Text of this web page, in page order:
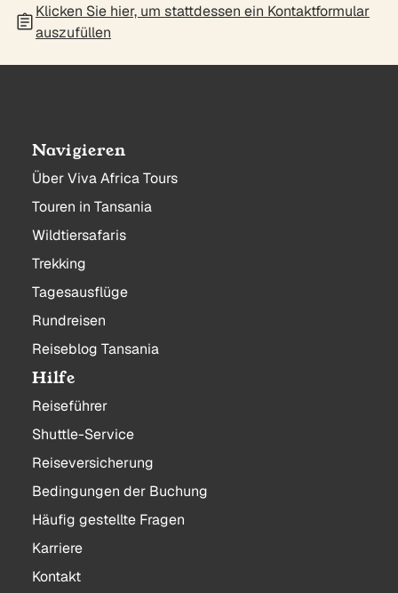
Klicken Sie hier, um stattdessen ein Kontaktformular
auszufüllen
Navigieren
Über Viva Africa Tours
Touren in Tansania
Wildtiersafaris
Trekking
Tagesausflüge
Rundreisen
Reiseblog Tansania
Hilfe
Reiseführer
Shuttle-Service
Reiseversicherung
Bedingungen der Buchung
Häufig gestellte Fragen
Karriere
Kontakt